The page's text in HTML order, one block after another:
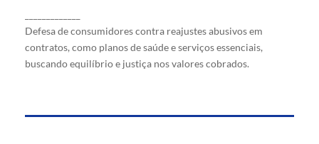
Defesa de consumidores contra reajustes abusivos em
contratos, como planos de saúde e serviços essenciais,
buscando equilíbrio e justiça nos valores cobrados.
em contratos, como planos de saúde e serviços
essenciais, buscando equilíbrio e justiça nos valores
cobrados.